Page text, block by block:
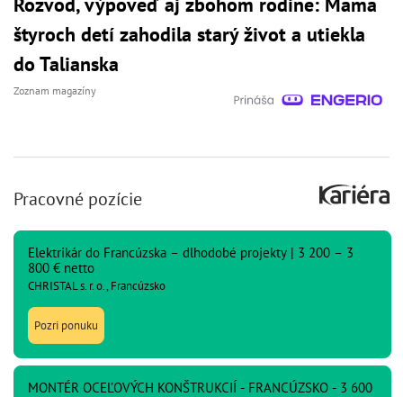
štyroch detí zahodila starý život a utiekla
do Talianska
Zoznam magazíny
Pracovné pozície
Elektrikár do Francúzska – dlhodobé projekty | 3 200 – 3
800 € netto
CHRISTAL s. r. o., Francúzsko
Pozri ponuku
MONTÉR OCEĽOVÝCH KONŠTRUKCIÍ - FRANCÚZSKO - 3 600